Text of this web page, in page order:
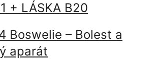
+ LÁSKA B20
Boswelie – Bolest a
aparát